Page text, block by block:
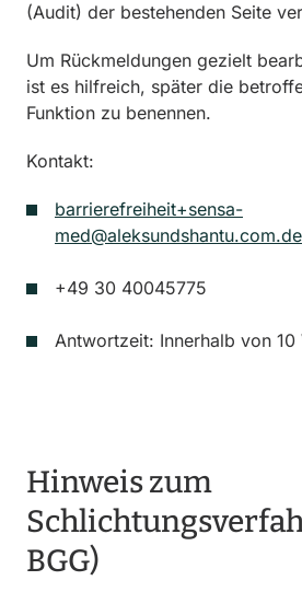
(Audit) der bestehenden Seite
Um Rückmeldungen gezielt
ist es hilfreich, später die
Funktion zu benennen.
Kontakt:
barrierefreiheit+sensa-
med@aleksundshantu.com.de
+49 30 40045775
Antwortzeit: Innerhalb von 10
Hinweis zum
BGG)